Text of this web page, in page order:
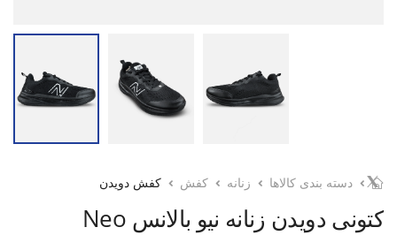
دسته بندی کالاها زنانه کفش کفش دویدن
کتونی دویدن زنانه نیو بالانس Neo